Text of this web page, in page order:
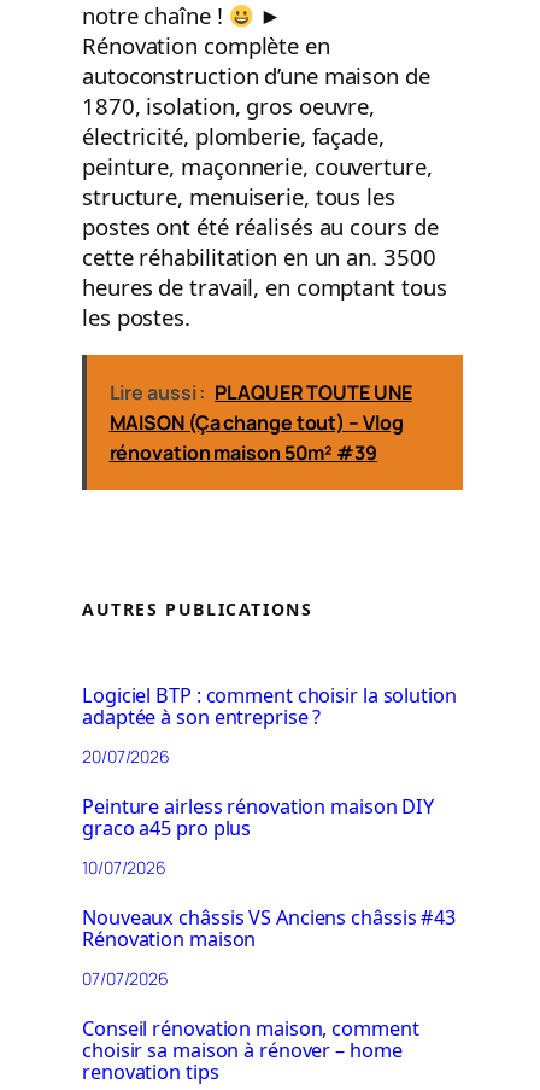
notre chaîne !
►
Rénovation complète en
autoconstruction d’une maison de
1870, isolation, gros oeuvre,
électricité, plomberie, façade,
peinture, maçonnerie, couverture,
structure, menuiserie, tous les
postes ont été réalisés au cours de
cette réhabilitation en un an. 3500
heures de travail, en comptant tous
les postes.
Lire aussi : PLAQUER TOUTE UNE
MAISON (Ça change tout) – Vlog
rénovation maison 50m² #39
AUTRES PUBLICATIONS
Logiciel BTP : comment choisir la solution
adaptée à son entreprise ?
20/07/2026
Peinture airless rénovation maison DIY
graco a45 pro plus
10/07/2026
Nouveaux châssis VS Anciens châssis #43
Rénovation maison
07/07/2026
Conseil rénovation maison, comment
choisir sa maison à rénover – home
renovation tips